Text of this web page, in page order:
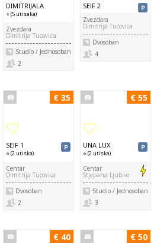
DIMITRIJALA
⭐ (5 utisaka)
Zvezdara
Dimitrija Tucovića
Studio / Jednosoban
2
SEIF 2
Zvezdara
Dimitrija Tucovica
Dvosoban
4
SEIF 1
⭐ (2 utiska)
Centar
Dimitrija Tucovica
Dvosoban
2
€ 35
UNA LUX
⭐ (2 utiska)
Centar
Stjepana Ljubise
Studio / Jednosoban
3
€ 55
€ 40 € 50